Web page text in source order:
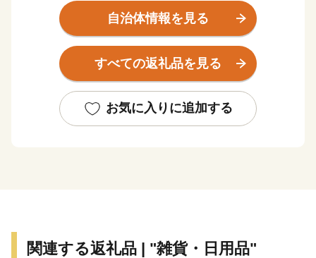
古伊万里や石炭の積出港として栄え、「古伊万里文化」
の香りが漂う焼き物などを市内の随所で見ることができ
る風光明媚なまちです。
かく、とろけるほどの美味しさです。由緒ある枝肉共励
会で多くの賞に輝くなど、伊万里を代表する特産物で
自治体情報を見る
すべての返礼品を見る
お気に入りに追加する
関連する返礼品 | "雑貨・日用品"